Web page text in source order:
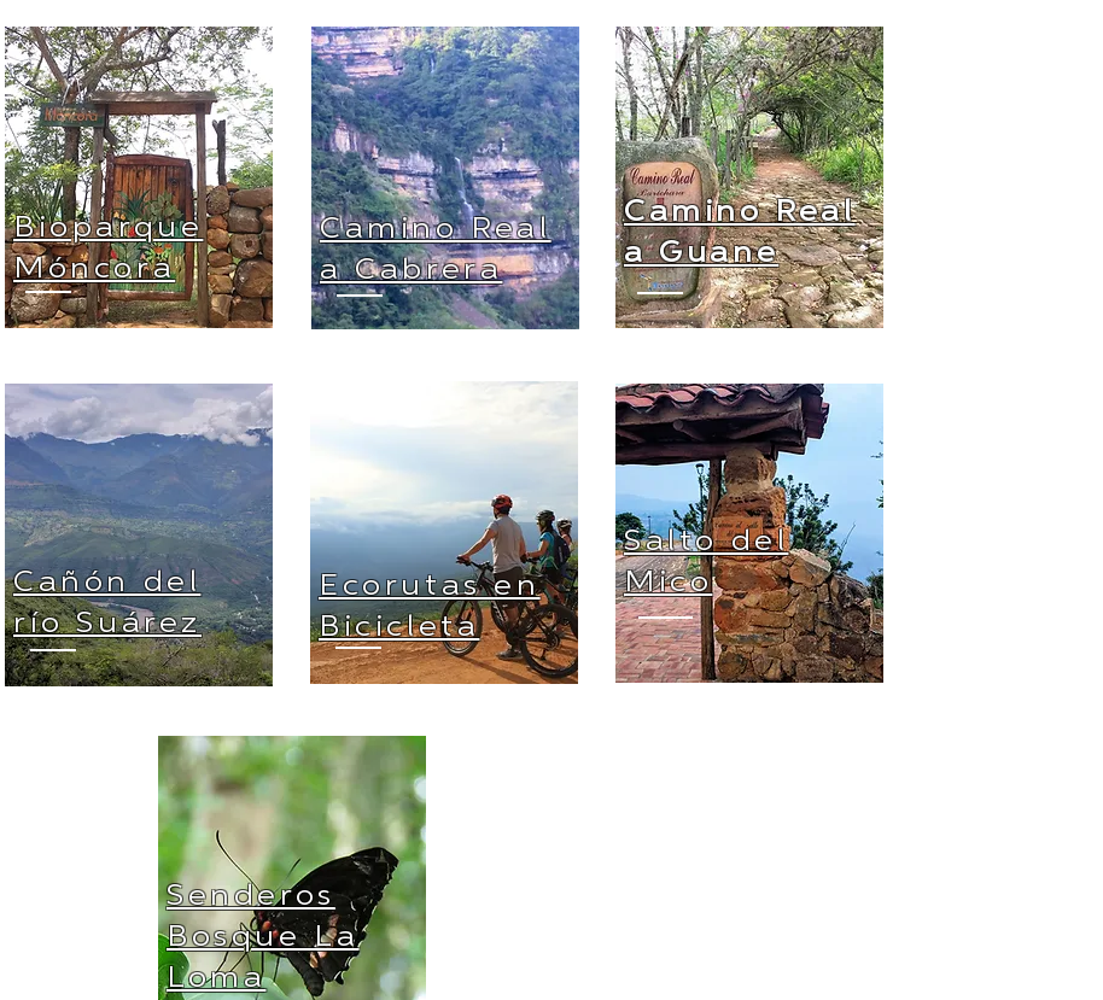
Bioparque
Móncora
Camino Real
a Cabrera
Camino Real
a Guane
Cañón del
río Suárez
Ecorutas en
Bicicleta
Salto del
Mico
Senderos
Bosque La
Loma